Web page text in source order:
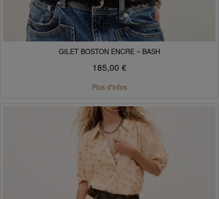
GILET BOSTON ENCRE ~ BASH
185,00 €
Plus d'infos